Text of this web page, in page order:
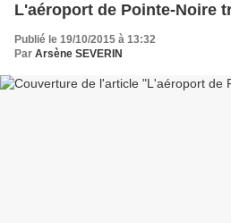
L'aéroport de Pointe-Noire
Publié le 19/10/2015 à 13:32
Par Arsène SEVERIN